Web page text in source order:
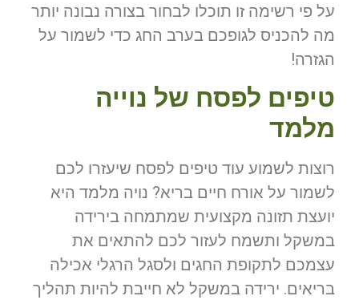
על פי רשימה זו תוכלו לבחור בצורה נבונה יותר
מה להכניס לגופכם בערב החג כדי לשמור על
הגזרה!
טיפים לפסח של נוייה
מלמד
רוצות לשמוע עוד טיפים לפסח שיעזרו לכם
לשמור על אורח חיים בריא? נויה מלמד היא
יועצת תזונה מקצועית שמתמחה בירידה
במשקל ותשמח לעזור לכם להתאים את
עצמכם לתקופת החגים ולסגל הרגלי אכילה
בריאים. ירידה במשקל לא חייבת להיות תהליך